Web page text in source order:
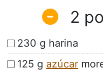
2
230 g harina
125 g azúcar